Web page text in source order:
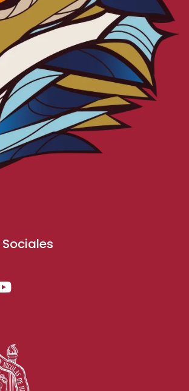
Sociales